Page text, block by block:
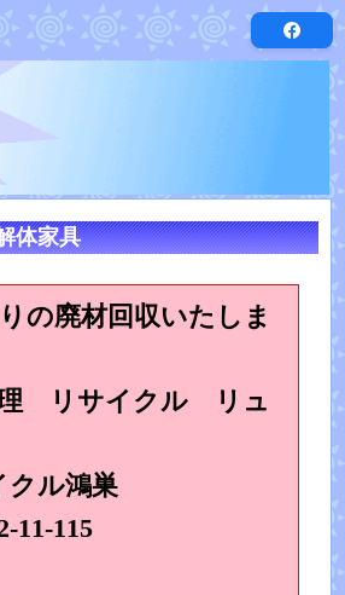
体家具
の廃材回収いたしま
理 リサイクル リュ
クル鴻巣
11-115